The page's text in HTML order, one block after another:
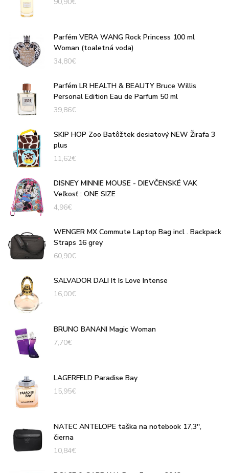
Parfém VERA WANG Rock Princess 100 ml
Woman (toaletná voda)
34,80€
Parfém LR HEALTH & BEAUTY Bruce Willis
Personal Edition Eau de Parfum 50 ml
39,86€
SKIP HOP Zoo Batôžtek desiatový NEW Žirafa 3
plus
11,62€
DISNEY MINNIE MOUSE - DIEVČENSKÉ VAK
Veľkosť : ONE SIZE
4,96€
WENGER MX Commute Laptop Bag incl . Backpack
Straps 16 grey
60,90€
SALVADOR DALI It Is Love Intense
16,00€
BRUNO BANANI Magic Woman
7,70€
LAGERFELD Paradise Bay
15,95€
NATEC ANTELOPE taška na notebook 17,3'',
čierna
10,84€